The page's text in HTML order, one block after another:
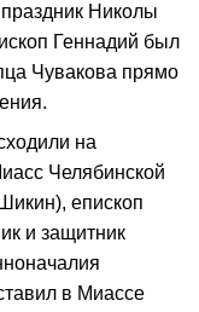
Николы
Геннадий был
Чувакова прямо
на
Челябинской
епископ
и защитник
в Миассе